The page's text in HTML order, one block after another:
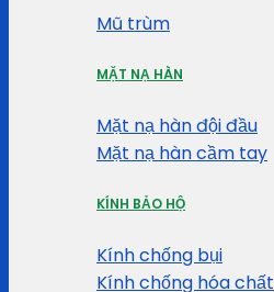
Mũ trùm
MẶT NẠ HÀN
Mặt nạ hàn đội đầu
Mặt nạ hàn cầm tay
KÍNH BẢO HỘ
Kính chống bụi
Kính chống hóa chất